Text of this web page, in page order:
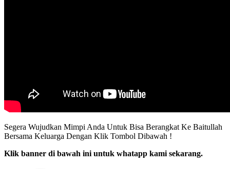
Segera Wujudkan Mimpi Anda Untuk Bisa Berangkat Ke Baitullah
Bersama Keluarga Dengan Klik Tombol Dibawah !
Klik banner di bawah ini untuk whatapp kami sekarang.